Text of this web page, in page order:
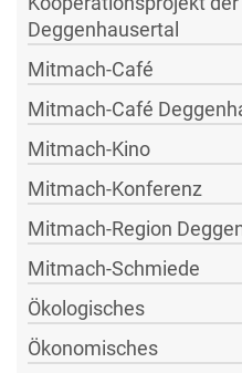
Deggenhausertal
Mitmach-Café
Mitmach-Café
Mitmach-Kino
Mitmach-Konferenz
Mitmach-Region
Mitmach-Schmiede
Ökologisches
Ökonomisches